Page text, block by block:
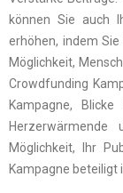
können Sie auch
erhöhen, indem
Möglichkeit,
Crowdfunding
Kampagne,
Möglichkeit, Ihr
Kampagne beteiligt